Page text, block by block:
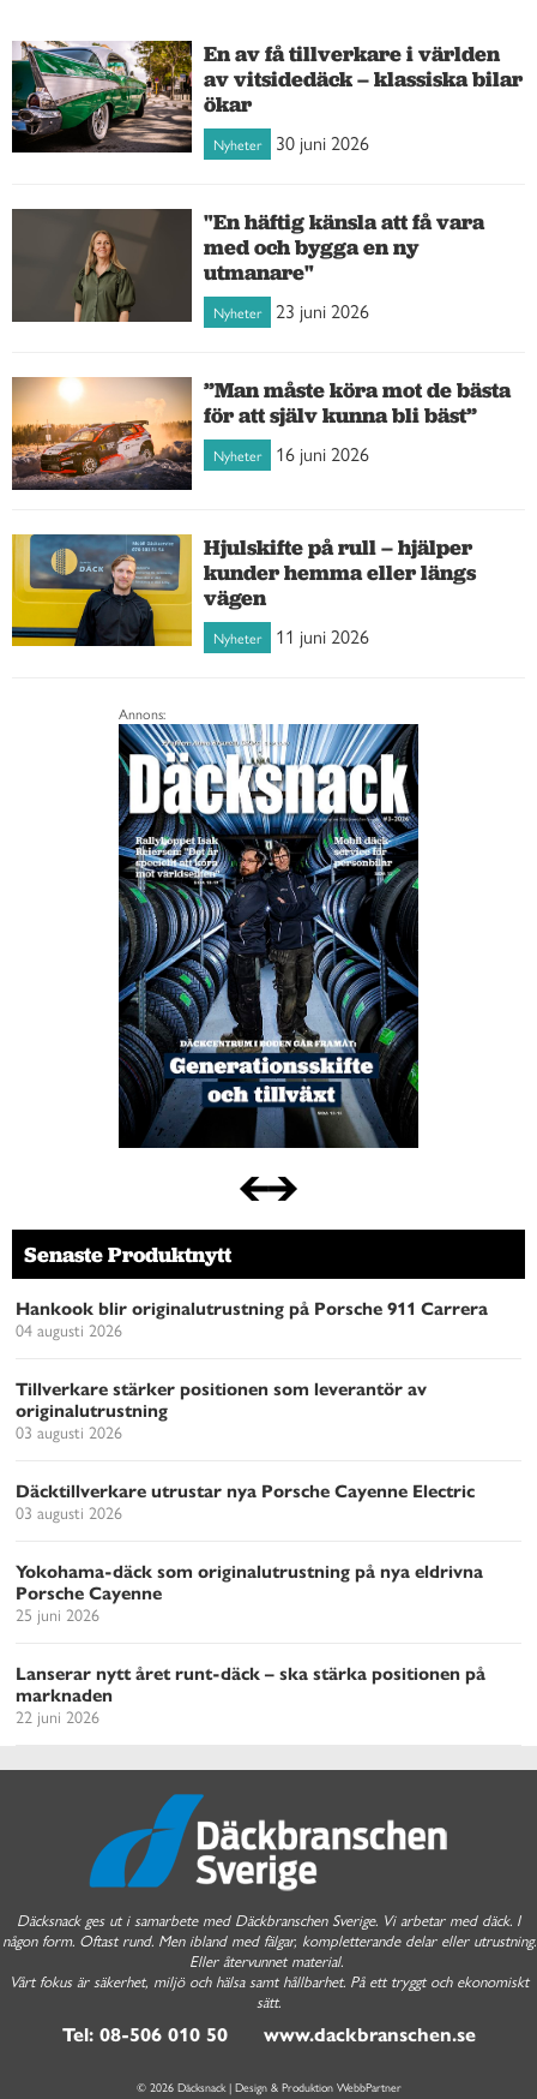
En av få tillverkare i världen
av vitsidedäck – klassiska bilar
ökar
Nyheter 30 juni 2026
"En häftig känsla att få vara
med och bygga en ny
utmanare"
Nyheter 23 juni 2026
”Man måste köra mot de bästa
för att själv kunna bli bäst”
Nyheter 16 juni 2026
Hjulskifte på rull – hjälper
kunder hemma eller längs
vägen
Nyheter 11 juni 2026
Annons:
Senaste Produktnytt
Hankook blir originalutrustning på Porsche 911 Carrera
04 augusti 2026
Tillverkare stärker positionen som leverantör av
originalutrustning
03 augusti 2026
Däcktillverkare utrustar nya Porsche Cayenne Electric
03 augusti 2026
Yokohama-däck som originalutrustning på nya eldrivna
Porsche Cayenne
25 juni 2026
Lanserar nytt året runt-däck – ska stärka positionen på
marknaden
22 juni 2026
Däcksnack ges ut i samarbete med Däckbranschen Sverige. Vi arbetar med däck. I
någon form. Oftast rund. Men ibland med fälgar, kompletterande delar eller utrustning.
Eller återvunnet material.
Vårt fokus är säkerhet, miljö och hälsa samt hållbarhet. På ett tryggt och ekonomiskt
sätt.
Tel: 08-506 010 50 www.dackbranschen.se
© 2026 Däcksnack | Design & Produktion WebbPartner